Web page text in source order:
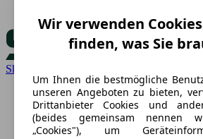
Skoda
Wir verwenden
finden, was Sie
Um Ihnen die bestmögliche
unseren Angeboten zu bieten,
Drittanbieter Cookies und
(beides gemeinsam nennen
„Cookies"), um